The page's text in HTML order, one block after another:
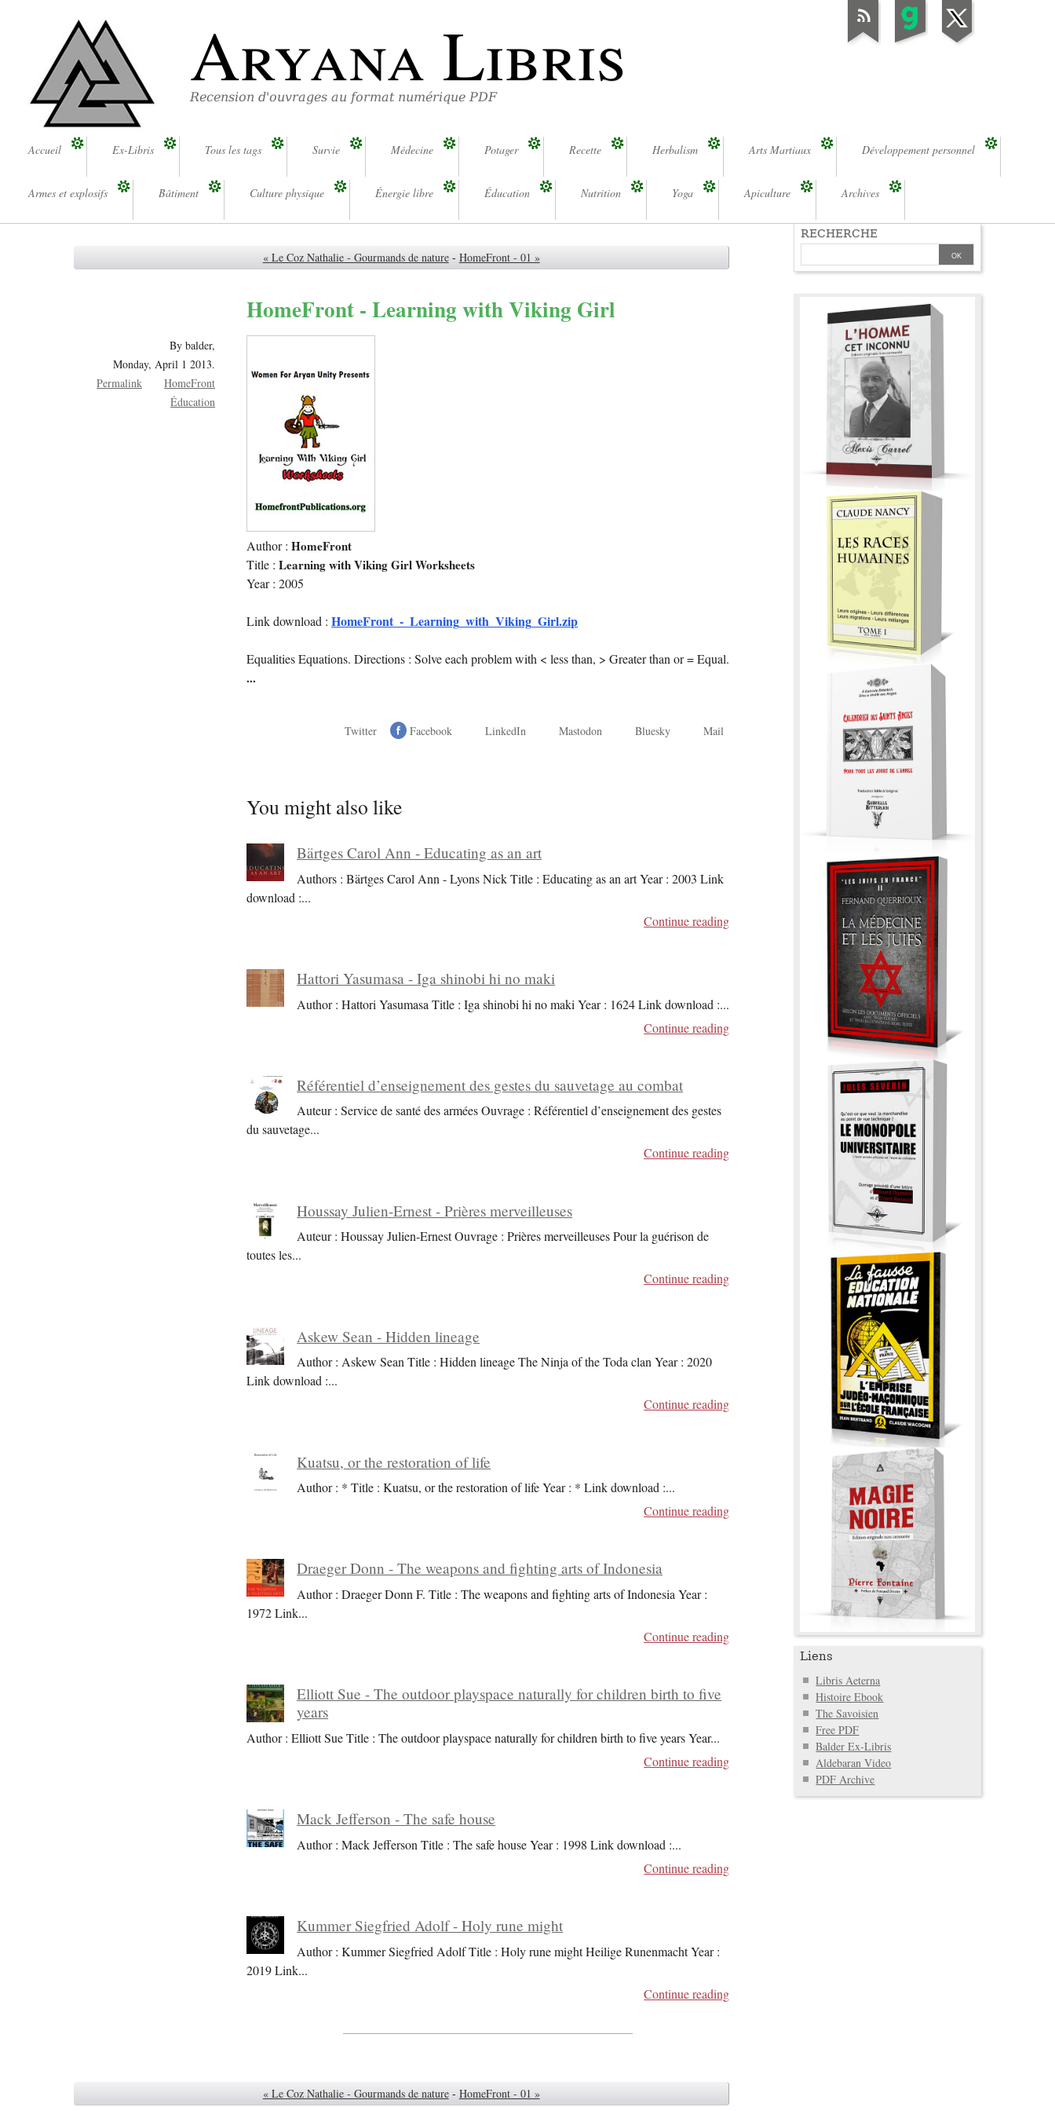
Aryana Libris
Recension d'ouvrages au format numérique PDF
Accueil Ex-Libris Tous les tags Survie Médecine Potager Recette Herbalism Arts Martiaux Développement personnel
Armes et explosifs Bâtiment Culture physique Énergie libre Éducation Nutrition Yoga Apiculture Archives
« Le Coz Nathalie - Gourmands de nature - HomeFront - 01 »
HomeFront - Learning with Viking Girl
By balder,
Monday, April 1 2013.
Permalink
HomeFront
Éducation
Author :HomeFront
Title :Learning with Viking Girl Worksheets
Year : 2005
Link download :HomeFront_-_Learning_with_Viking_Girl.zip
Equalities Equations. Directions : Solve each problem with < less than, > Greater than or = Equal.
...
Twitter Facebook LinkedIn Mastodon Bluesky Mail
You might also like
Bärtges Carol Ann - Educating as an art
Authors : Bärtges Carol Ann - Lyons Nick Title : Educating as an art Year : 2003 Link
download :...
Continue reading
Hattori Yasumasa - Iga shinobi hi no maki
Author : Hattori Yasumasa Title : Iga shinobi hi no maki Year : 1624 Link download :...
Continue reading
Référentiel d’enseignement des gestes du sauvetage au combat
Auteur : Service de santé des armées Ouvrage : Référentiel d’enseignement des gestes
du sauvetage...
Continue reading
Houssay Julien-Ernest - Prières merveilleuses
Auteur : Houssay Julien-Ernest Ouvrage : Prières merveilleuses Pour la guérison de
toutes les...
Continue reading
Askew Sean - Hidden lineage
Author : Askew Sean Title : Hidden lineage The Ninja of the Toda clan Year : 2020
Link download :...
Continue reading
Kuatsu, or the restoration of life
Author : * Title : Kuatsu, or the restoration of life Year : * Link download :...
Continue reading
Draeger Donn - The weapons and fighting arts of Indonesia
Author : Draeger Donn F. Title : The weapons and fighting arts of Indonesia Year :
1972 Link...
Continue reading
Elliott Sue - The outdoor playspace naturally for children birth to five
years
Author : Elliott Sue Title : The outdoor playspace naturally for children birth to five years Year...
Continue reading
Mack Jefferson - The safe house
Author : Mack Jefferson Title : The safe house Year : 1998 Link download :...
Continue reading
Kummer Siegfried Adolf - Holy rune might
Author : Kummer Siegfried Adolf Title : Holy rune might Heilige Runenmacht Year :
2019 Link...
Continue reading
« Le Coz Nathalie - Gourmands de nature - HomeFront - 01 »
RECHERCHE
Liens
Libris Aeterna
Histoire Ebook
The Savoisien
Free PDF
Balder Ex-Libris
Aldebaran Video
PDF Archive